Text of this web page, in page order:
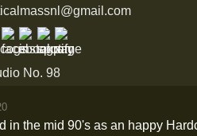
No. 98
in the mid 90's as an happy